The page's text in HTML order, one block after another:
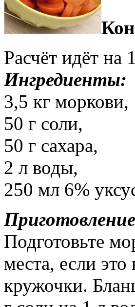
Расчёт идёт на
Ингредиенты:
3,5 кг моркови,
50 г соли,
50 г сахара,
2 л воды,
250 мл 6%
Подготовьте
места, если
кружочки.